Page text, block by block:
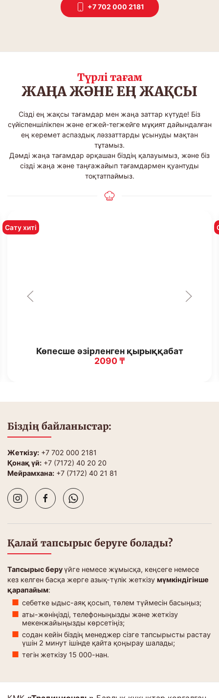
+7 702 000 2181
Түрлі тағам
ЖАҢА ЖӘНЕ ЕҢ ЖАҚСЫ
Сізді ең жақсы тағамдар мен жаңа заттар күтуде! Біз
сүйіспеншілікпен және егжей-тегжейге мұқият дайындалған
ең керемет аспаздық ләззаттарды ұсынуды мақтан
тұтамыз.
Дәмді жаңа тағамдар әрқашан біздің қалауымыз, және біз
сізді жаңа және таңғажайып тағамдармен қуантуды
тоқтатпаймыз.
Сату хиті
Көпесше әзірленген қырыққабат
2090 ₸
Біздің байланыстар:
Жеткізу: +7 702 000 2181
Қонақ үй: +7 (7172) 40 20 20
Мейрамхана: +7 (7172) 40 21 81
Қалай тапсырыс беруге болады?
Тапсырыс беруүйге немесе жұмысқа, кеңсеге немесе
кез келген басқа жерге азық-түлік жеткізу мүмкіндігінше
қарапайым:
себетке ыдыс-аяқ қосып, төлем түймесін басыңыз;
аты-жөніңізді, телефоныңызды және жеткізу
мекенжайыңызды көрсетіңіз;
содан кейін біздің менеджер сізге тапсырысты растау
үшін 2 минут ішінде қайта қоңырау шалады;
тегін жеткізу 15 000-нан.